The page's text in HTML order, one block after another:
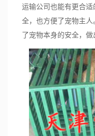
运输公司也能有更合
全，也方便了宠物主
了宠物本身的安全，